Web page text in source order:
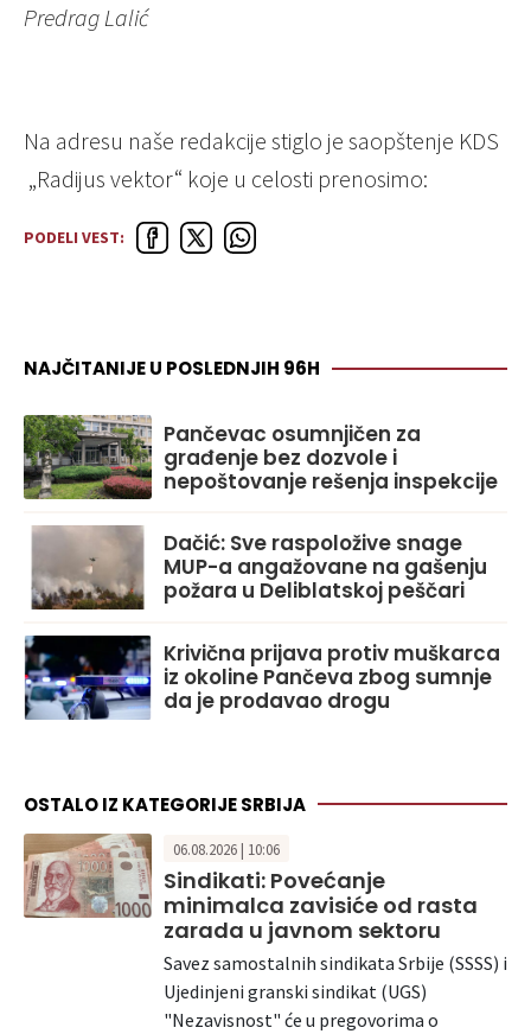
Predrag Lalić
Na adresu naše redakcije stiglo je saopštenje KDS
„Radijus vektor“ koje u celosti prenosimo:
PODELI VEST:
NAJČITANIJE U POSLEDNJIH 96H
Pančevac osumnjičen za
građenje bez dozvole i
nepoštovanje rešenja inspekcije
Dačić: Sve raspoložive snage
MUP-a angažovane na gašenju
požara u Deliblatskoj peščari
Krivična prijava protiv muškarca
iz okoline Pančeva zbog sumnje
da je prodavao drogu
OSTALO IZ KATEGORIJE SRBIJA
06.08.2026 | 10:06
Sindikati: Povećanje
minimalca zavisiće od rasta
zarada u javnom sektoru
Savez samostalnih sindikata Srbije (SSSS) i
Ujedinjeni granski sindikat (UGS)
"Nezavisnost" će u pregovorima o